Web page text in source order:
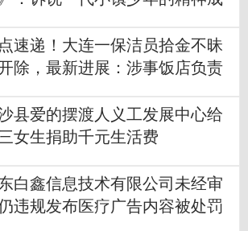
速递！大连一保洁员拾金不昧
除，最新进展：涉事饭店负责
县爱的摆渡人义工发展中心给
女生捐助千元生活费
白鑫信息技术有限公司未经审
违规发布医疗广告内容被处罚